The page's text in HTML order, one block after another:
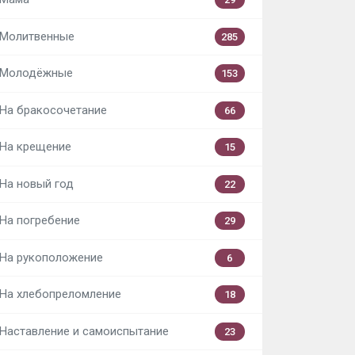
285
153
бракосочетание 66
крещение 15
новый год 22
погребение 29
рукоположение 6
хлебопреломление 18
и самоиспытание 23